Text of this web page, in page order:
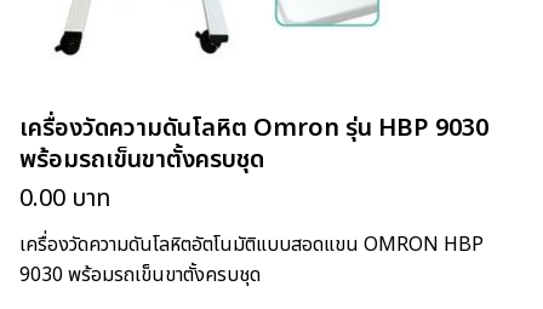
เครื่องวัดความดันโลหิต Omron รุ่น HBP 9030
พร้อมรถเข็นขาตั้งครบชุด
0.00 บาท
เครื่องวัดความดันโลหิตอัตโนมัติแบบสอดแขน OMRON HBP
9030 พร้อมรถเข็นขาตั้งครบชุด